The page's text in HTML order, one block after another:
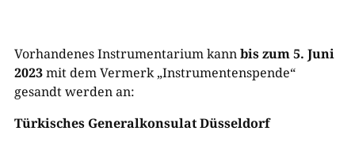
Vorhandenes Instrumentarium kannbis zum 5. Juni
2023mit dem Vermerk „Instrumentenspende“
gesandt werden an:
TürkischesGeneralkonsulat Düsseldorf